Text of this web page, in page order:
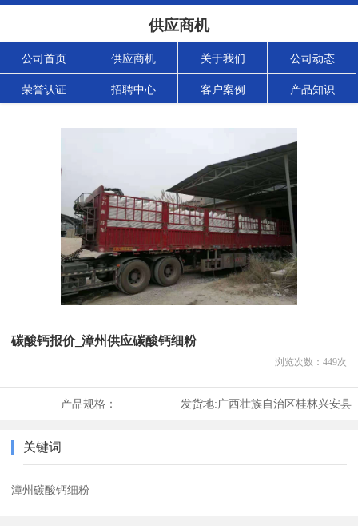
供应商机
公司首页 供应商机 关于我们 公司动态
荣誉认证 招聘中心 客户案例 产品知识
碳酸钙报价_漳州供应碳酸钙细粉
浏览次数： 449次
产品规格： 发货地:广西壮族自治区桂林兴安县
关键词
漳州碳酸钙细粉